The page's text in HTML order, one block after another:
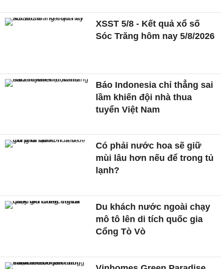
XSST 5/8 - Kết quả xổ số
Sóc Trăng hôm nay 5/8/2026
Báo Indonesia chỉ thẳng sai
lầm khiến đội nhà thua
tuyển Việt Nam
Có phải nước hoa sẽ giữ
mùi lâu hơn nếu để trong tủ
lạnh?
Du khách nước ngoài chạy
mô tô lên di tích quốc gia
Cổng Tò Vò